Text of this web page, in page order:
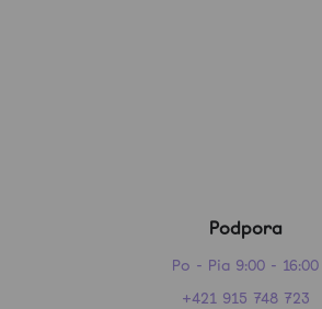
Podpora
Po - Pia 9:00 - 16:00
+421 915 748 723